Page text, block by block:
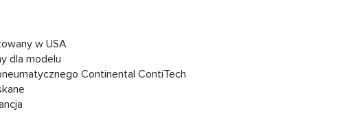
w USA
dla modelu
Continental ContiTech